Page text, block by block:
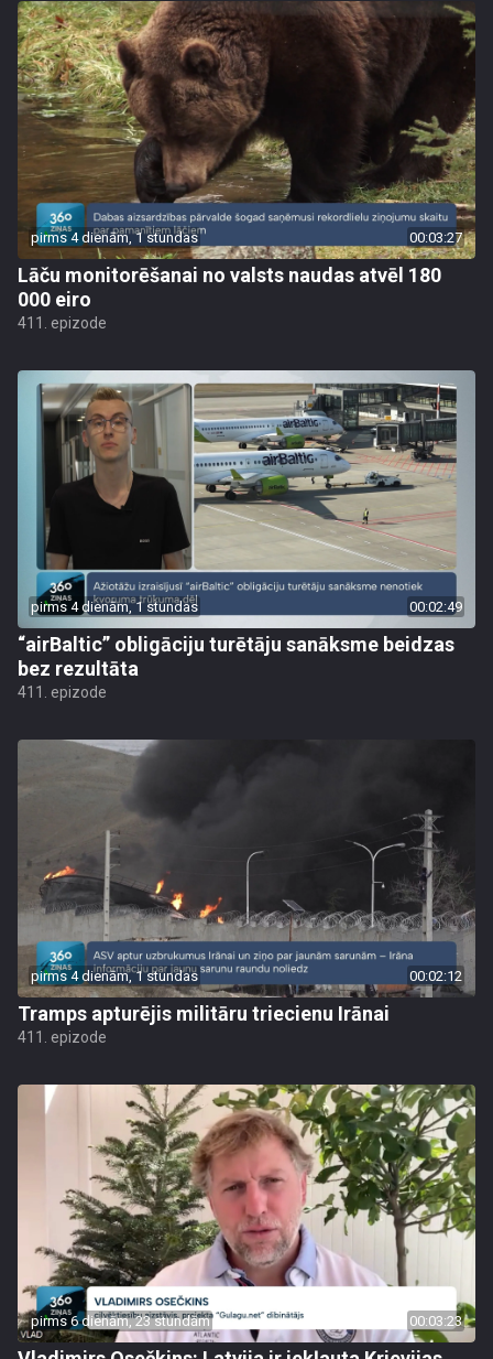
pirms 4 dienām, 1 stundas 00:03:27
Lāču monitorēšanai no valsts naudas atvēl 180
000 eiro
411. epizode
pirms 4 dienām, 1 stundas 00:02:49
“airBaltic” obligāciju turētāju sanāksme beidzas
bez rezultāta
411. epizode
pirms 4 dienām, 1 stundas 00:02:12
Tramps apturējis militāru triecienu Irānai
411. epizode
pirms 6 dienām, 23 stundām 00:03:23